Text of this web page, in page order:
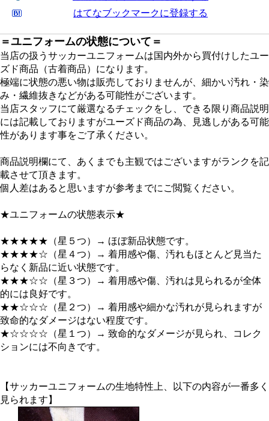
はてなブックマークに登録する
＝ユニフォームの状態について＝
当店の扱うサッカーユニフォームは国内外から買付けしたユー
ズド商品（古着商品）になります。
極端に状態の悪い物は販売しておりませんが、細かい汚れ・染
み・繊維抜きなどがある可能性がございます。
当店スタッフにて厳選なるチェックをし、できる限り商品説明
には記載しておりますがユーズド商品の為、見逃しがある可能
性があります事をご了承ください。
商品説明欄にて、あくまでも主観ではございますがランクを記
載させて頂きます。
個人差はあると思いますが参考までにご閲覧ください。
★ユニフォームの状態表示★
★★★★★（星５つ）→ ほぼ新品状態です。
★★★★☆（星４つ）→ 着用感や傷、汚れもほとんど見当た
らなく新品に近い状態です。
★★★☆☆（星３つ）→ 着用感や傷、汚れは見られるが全体
的には良好です。
★★☆☆☆（星２つ）→ 着用感や細かな汚れが見られますが
致命的なダメージはない程度です。
★☆☆☆☆（星１つ）→ 致命的なダメージが見られ、コレク
ションには不向きです。
【サッカーユニフォームの生地特性上、以下の内容が一番多く
見られます】